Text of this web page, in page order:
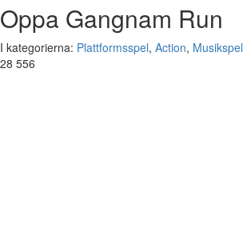
Oppa Gangnam Run
I kategorierna: Plattformsspel, Action, Musikspel
28 556